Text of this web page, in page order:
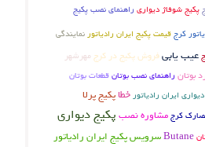
پکیج شوفاژ دیواری راهنمای نصب پکیج
کرجقیمت پکیج ایران رادیاتورنمایندگی
عیب یابیفروش پکیج در کرج مهرشهر
بوتانراهنمای نصب بوتان قطعات بوتان
ایران رادیاتورخطاپکیج پرلا
کرج مشاوره نصب پکیج دیواری
Butaneسرویس پکیج ایران رادیاتور